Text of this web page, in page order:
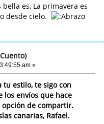
es, La primavera es
desde cielo.
am »
tu estilo, te sigo con
los envíos que hace
de compartir.
canarias, Rafael.